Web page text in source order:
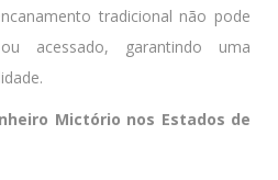
tradicional não pode
acessado, garantindo uma
Mictório nos Estados de